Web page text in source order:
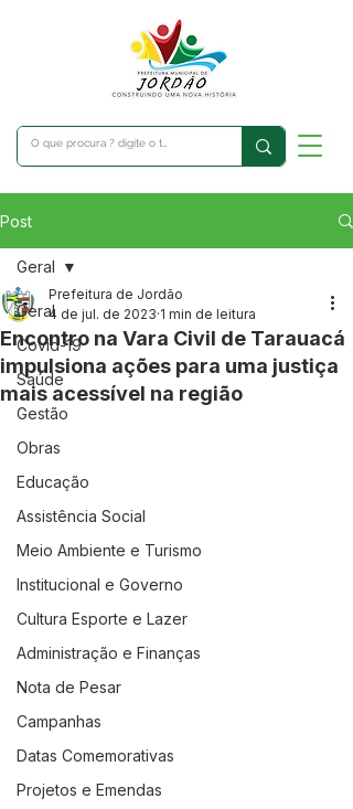
Post
Geral
Covid-19
Saúde
Gestão
Obras
Educação
Assistência Social
Meio Ambiente e Turismo
Institucional e Governo
Cultura Esporte e Lazer
Administração e Finanças
Nota de Pesar
Campanhas
Datas Comemorativas
Projetos e Emendas
Geral
Encontro na Vara Civil de Tarauacá
impulsiona ações para uma justiça
mais acessível na região
Prefeitura de Jordão
4 de jul. de 2023 1 min de leitura